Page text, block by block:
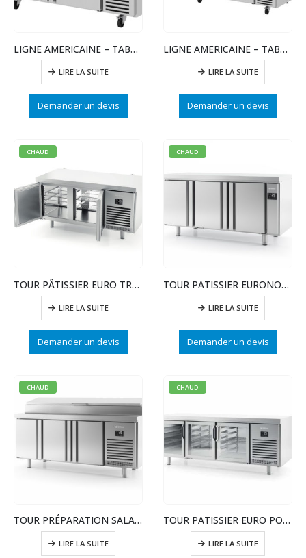
LIGNE AMERICAINE – TABLE PIZZA GN 2/1 – 2 PTE
LIRE LA SUITE
Demander un devis
LIGNE AMERICAINE – TABLE CONGELATION – 2 PTES
LIRE LA SUITE
Demander un devis
CHAUD
TOUR PÂTISSIER EURO TRAVER – POSITIVE – 3PTE INOX
LIRE LA SUITE
Demander un devis
CHAUD
TOUR PATISSIER EURONORME POSITIF 600X400 SS GR
LIRE LA SUITE
Demander un devis
CHAUD
TOUR PRÉPARATION SALADE – POSITIF – 3 PTE INOX
LIRE LA SUITE
CHAUD
TOUR PATISSIER EURO POSITIF 600X400 PTE VITREE
LIRE LA SUITE